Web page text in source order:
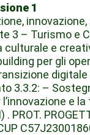
1
3 – Turismo e
culturale e
per gli
digitale
3.3.2: –
e
. PROT.